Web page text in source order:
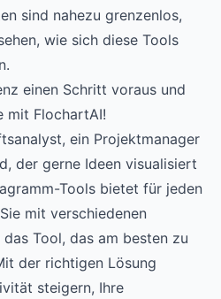
sind nahezu grenzenlos,
wie sich diese Tools
einen Schritt voraus und
mit FlochartAI!
ein Projektmanager
der gerne Ideen visualisiert
Tools bietet für jeden
mit verschiedenen
Tool, das am besten zu
der richtigen Lösung
steigern, Ihre